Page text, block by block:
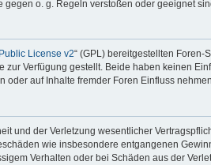
o. g. Regeln verstoßen oder geeignet
License v2“ (GPL) bereitgestellten
Verfügung gestellt. Beide haben keinen
oder auf Inhalte fremder Foren Einfluss
und der Verletzung wesentlicher
wie insbesondere entgangenen
Verhalten oder bei Schäden aus der